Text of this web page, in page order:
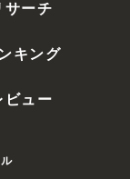
サーチ
キング
ビュー